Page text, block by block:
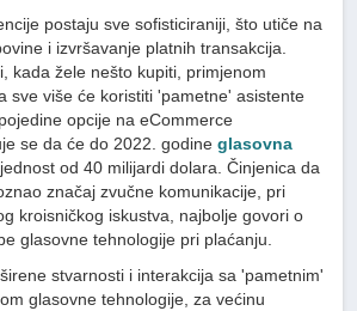
postaju sve sofisticiraniji, što utiče na
i izvršavanje platnih transakcija.
kada žele nešto kupiti, primjenom
sve više će koristiti 'pametne' asistente
opcije na eCommerce
se da će do 2022. godineglasovna
od 40 milijardi dolara. Činjenica da
značaj zvučne komunikacije, pri
kroisničkog iskustva, najbolje govori o
glasovne tehnologije pri plaćanju.
stvarnosti i interakcija sa 'pametnim'
glasovne tehnologije, za većinu